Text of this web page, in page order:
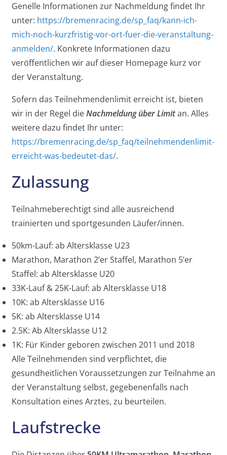
Genelle Informationen zur Nachmeldung findet Ihr
unter: https://bremenracing.de/sp_faq/kann-ich-
mich-noch-kurzfristig-vor-ort-fuer-die-veranstaltung-
anmelden/. Konkrete Informationen dazu
veröffentlichen wir auf dieser Homepage kurz vor
der Veranstaltung.
Sofern das Teilnehmendenlimit erreicht ist, bieten
wir in der Regel dieNachmeldung über Limitan. Alles
weitere dazu findet Ihr unter:
https://bremenracing.de/sp_faq/teilnehmendenlimit-
erreicht-was-bedeutet-das/.
Zulassung
Teilnahmeberechtigt sind alle ausreichend
trainierten und sportgesunden Läufer/innen.
50km-Lauf: ab Altersklasse U23
Marathon, Marathon 2’er Staffel, Marathon 5’er
Staffel: ab Altersklasse U20
33K-Lauf & 25K-Lauf: ab Altersklasse U18
10K: ab Altersklasse U16
5K: ab Altersklasse U14
2.5K: Ab Altersklasse U12
1K: Für Kinder geboren zwischen 2011 und 2018
Alle Teilnehmenden sind verpflichtet, die
gesundheitlichen Voraussetzungen zur Teilnahme an
der Veranstaltung selbst, gegebenenfalls nach
Konsultation eines Arztes, zu beurteilen.
Laufstrecke